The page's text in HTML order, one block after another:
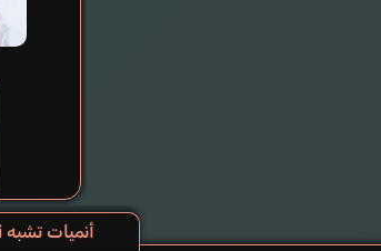
أنميات تشبه Sarazanmai